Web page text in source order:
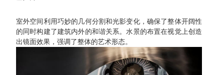
室外空间利用巧妙的几何分割和光影变化，确保了整体开阔性
的同时构建了建筑内外的和谐关系。水景的布置在视觉上创造
出镜面效果，强调了整体的艺术形态。